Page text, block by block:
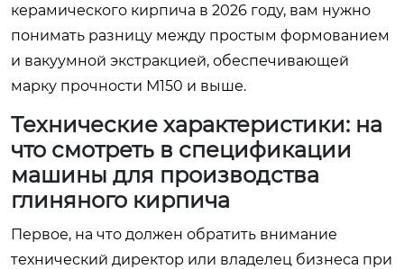
керамического кирпича в 2026 году, вам нужно
понимать разницу между простым формованием
и вакуумной экстракцией, обеспечивающей
марку прочности М150 и выше.
Технические характеристики: на
что смотреть в спецификации
машины для производства
глиняного кирпича
Первое, на что должен обратить внимание
технический директор или владелец бизнеса при